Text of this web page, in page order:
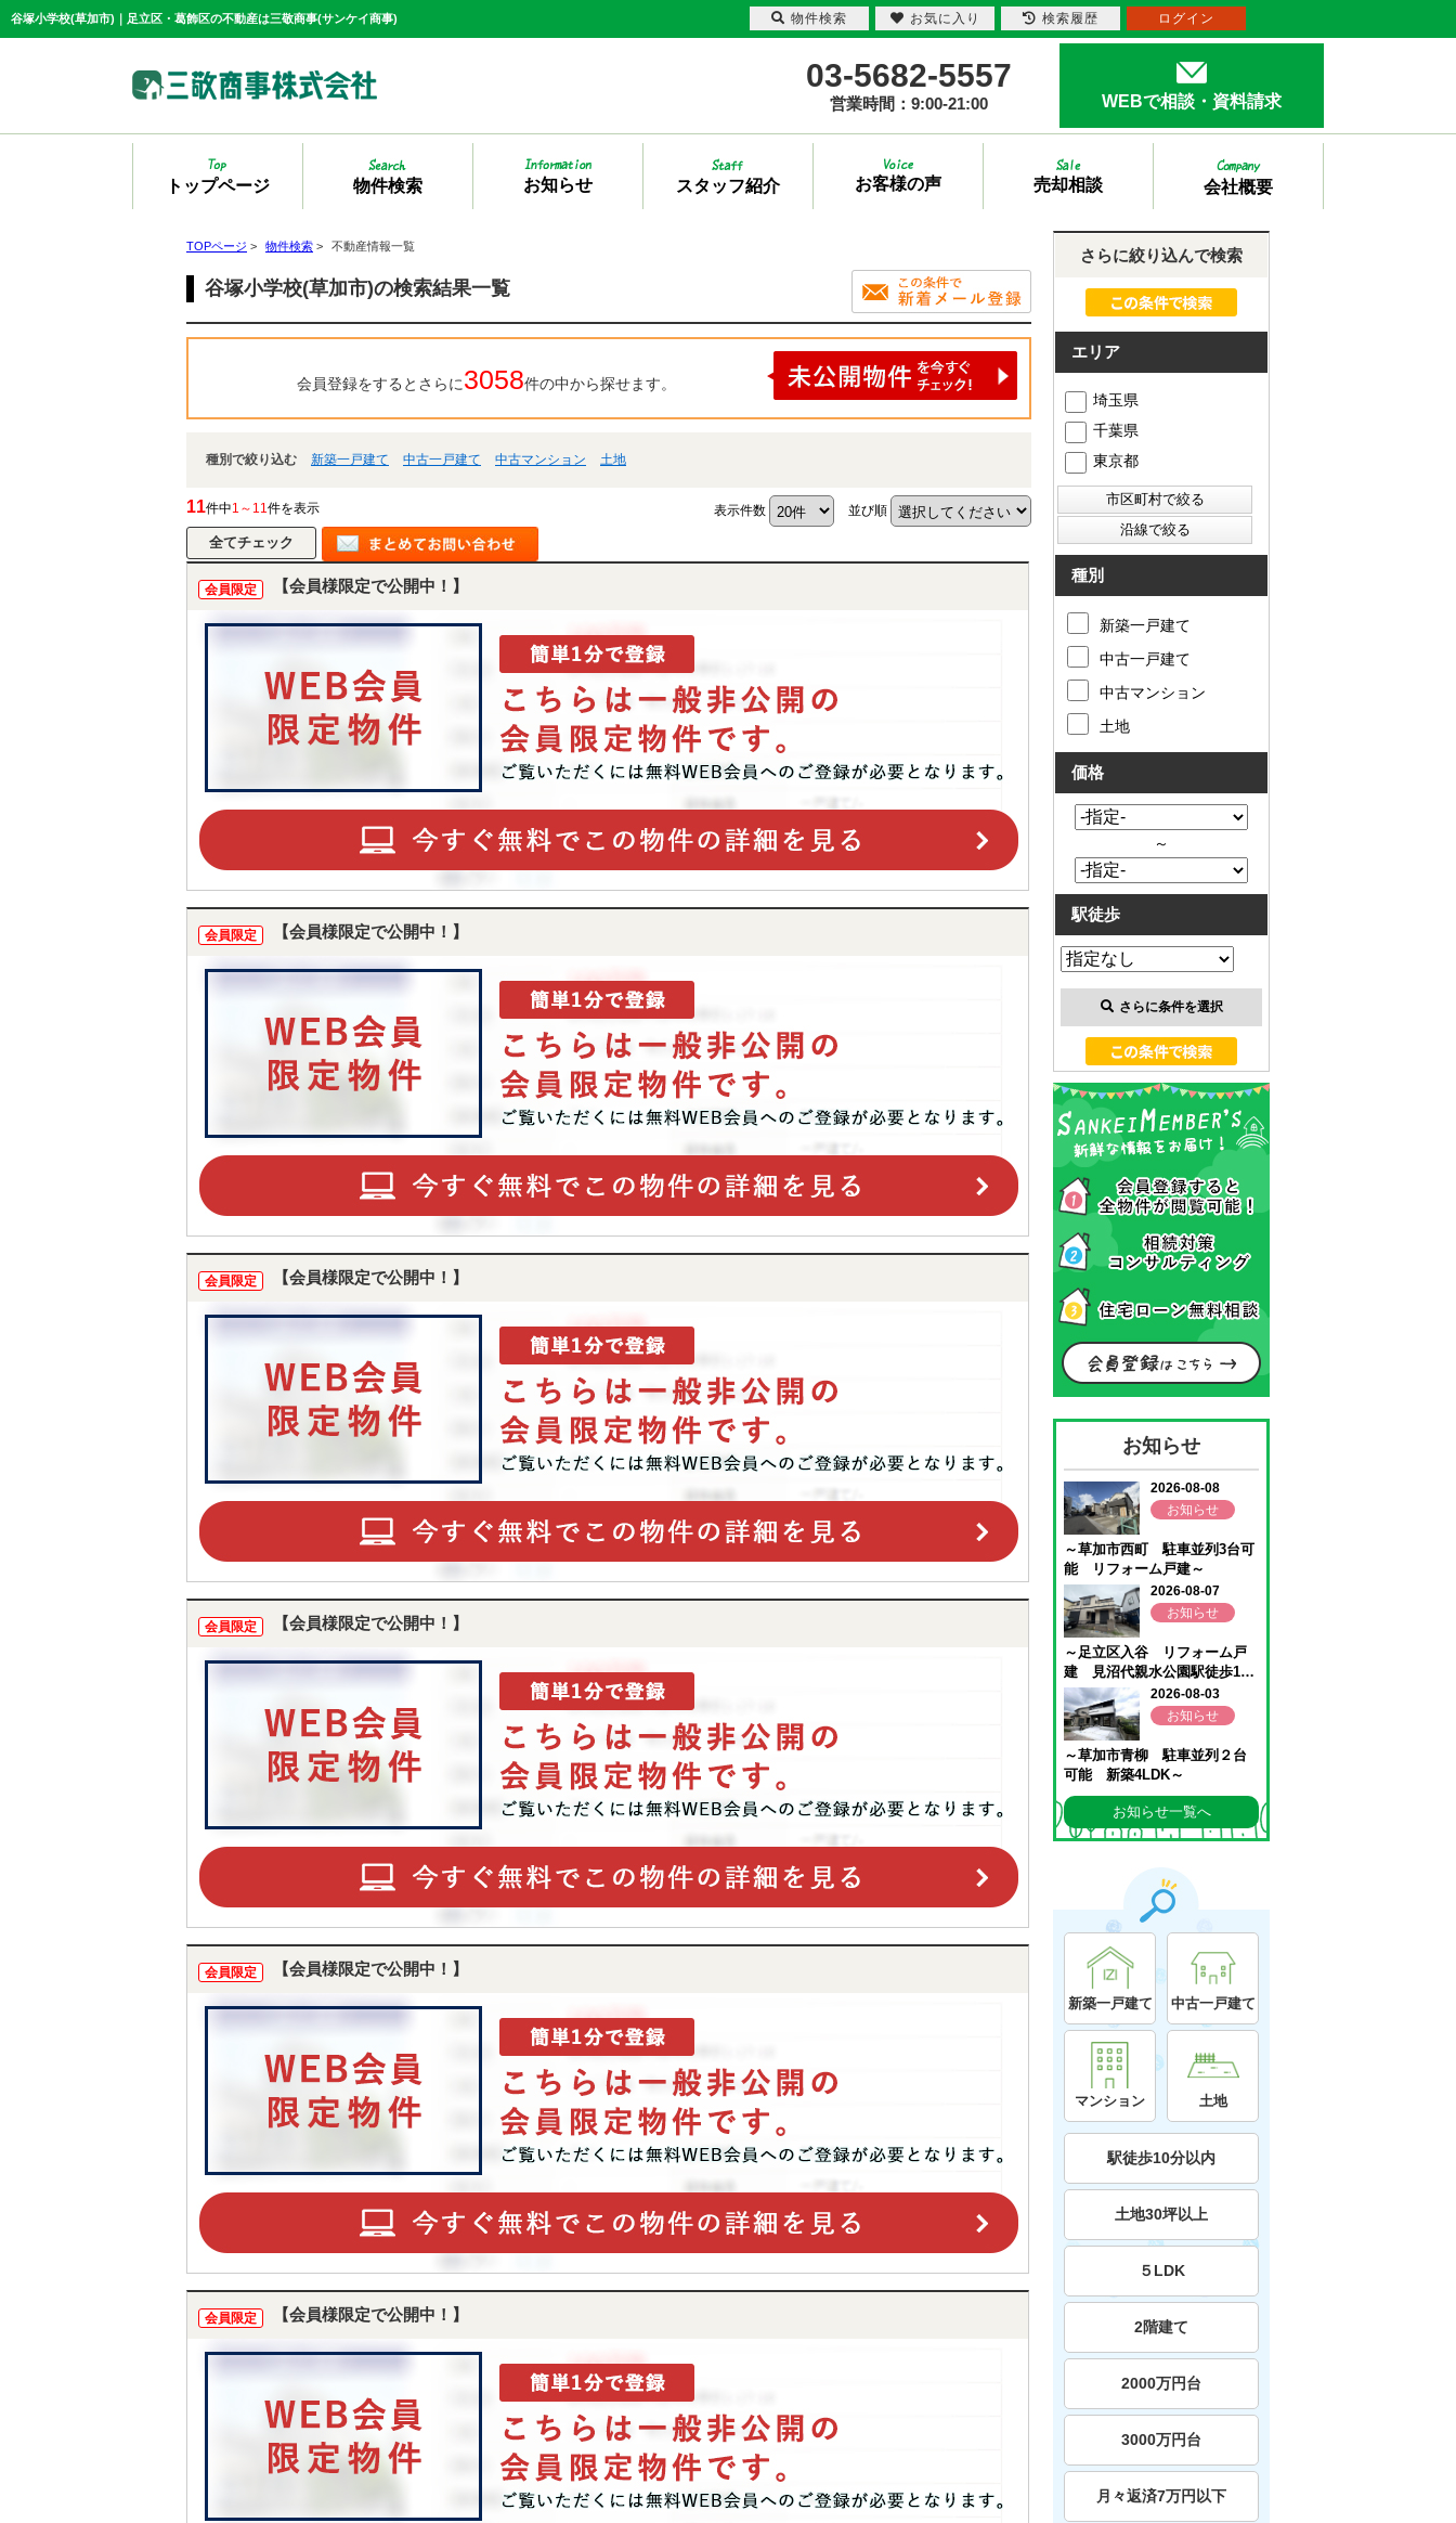
谷塚小学校(草加市)｜足立区・葛飾区の不動産は三敬商事(サンケイ商事)
03-5682-5557
営業時間：9:00-21:00 WEBで相談・資料請求
トップページ 物件検索 お知らせ スタッフ紹介 お客様の声 売却相談 会社概要
TOPページ > 物件検索 > 不動産情報一覧
谷塚小学校(草加市)の検索結果一覧
会員登録をするとさらに3058件の中から探せます。
種別で絞り込む 新築一戸建て 中古一戸建て 中古マンション 土地
11件中1～11件を表示 表示件数 並び順
会員限定 【会員様限定で公開中！】
会員限定 【会員様限定で公開中！】
会員限定 【会員様限定で公開中！】
会員限定 【会員様限定で公開中！】
会員限定 【会員様限定で公開中！】
会員限定 【会員様限定で公開中！】
さらに絞り込んで検索
エリア
埼玉県
千葉県
東京都
種別
新築一戸建て
中古一戸建て
中古マンション
土地
価格
～
駅徒歩
さらに条件を選択
お知らせ
お知らせ一覧へ
新築一戸建て 中古一戸建て
マンション 土地
駅徒歩10分以内
土地30坪以上
５LDK
2階建て
2000万円台
3000万円台
月々返済7万円以下
物件検索 お気に入り 検索履歴 ログイン